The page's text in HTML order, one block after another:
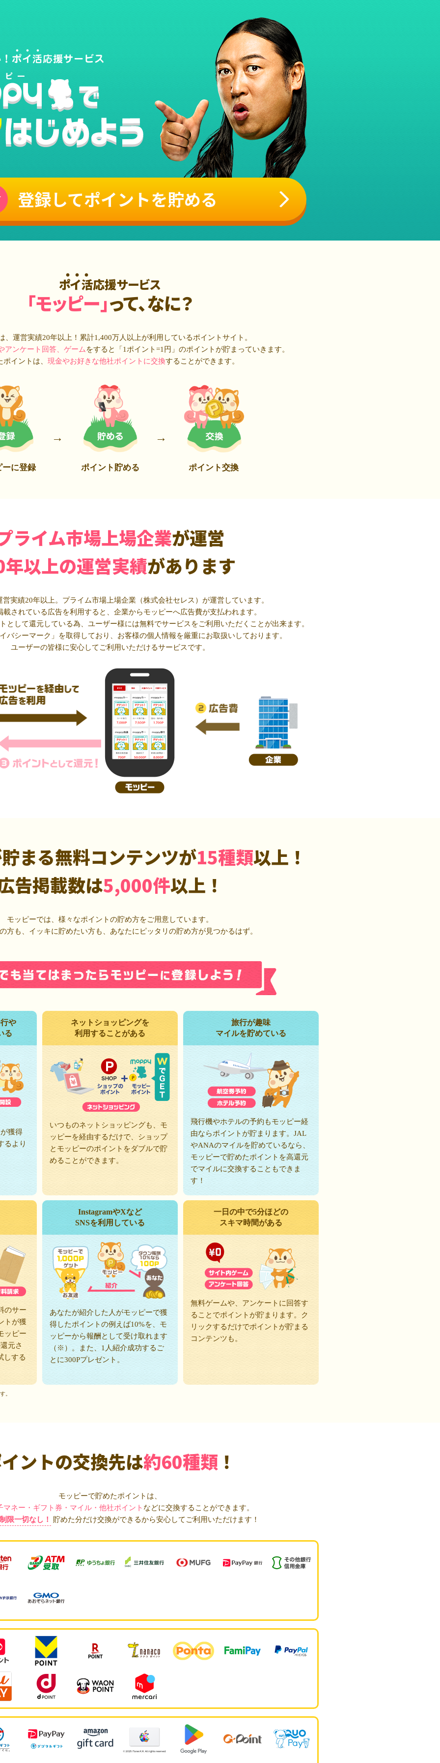
登録してポイントを貯める
ポイ活応援サービス
「モッピー」って、なに？
、運営実績20年以上！累計1,400万人 以上が利用しているポイントサイト。
アンケート回答、ゲーム をすると「1ポイント=1円」のポイントが貯まっていきます。
ポイントは、 現金やお好きな他社ポイントに交換することができます。
ーに登録 ポイント貯める ポイント交換
ライム市場上場企業が運営
以上の運営実績があります
実績20年以上。プライム市場上場企業（株式会社セレス）が運営しています。
載されている広告を利用すると、企業からモッピーへ広告費が支払われます。
として還元している為、ユーザー様には無料でサービスをご利用いただくことが出来ます。
バシーマーク」を取得しており、お客様の個人情報を厳重にお取扱いしております。
ユーザーの皆様に安心してご利用いただけるサービスです。
まる無料コンテンツが15種類以上！
告掲載数は5,000件以上！
モッピーでは、様々なポイントの貯め方をご用意しています。
方も、イッキに貯めたい方も、あなたにピッタリの貯め方が見つかるはず。
や
る
獲得
るより
ネットショッピングを
利用することがある
いつものネットショッピングも、モ
ッピーを経由するだけで、ショップ
とモッピーのポイントをダブルで貯
めることができます。
旅行が趣味
マイルを貯めている
飛行機やホテルの予約もモッピー経
由ならポイントが貯まります。JAL
やANAのマイルを貯めているなら、
モッピーで貯めたポイントを高還元
でマイルに交換することもできま
す！
のサー
トが獲
ッピー
元さ
しする
InstagramやXなど
SNSを利用している
あなたが紹介した人がモッピーで獲
得したポイントの例えば10%を、モ
ッピーから報酬として受け取れます
（※）。また、1人紹介成功するご
とに300Pプレゼント。
一日の中で5分ほどの
スキマ時間がある
無料ゲームや、アンケートに回答す
ることでポイントが貯まります。ク
リックするだけでポイントが貯まる
コンテンツも。
。
ントの交換先は約60種類 ！
モッピーで貯めたポイントは、
マネー・ギフト券・マイル・他社ポイント などに交換することができます。
限一切なし！
貯めた分だけ交換ができるから安心してご利用いただけます！